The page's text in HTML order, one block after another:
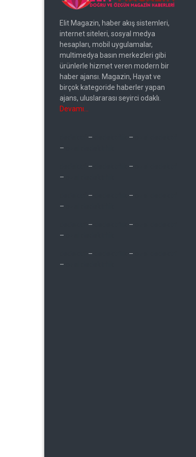
Elit Magazin, haber akış sistemleri,
internet siteleri, sosyal medya
hesapları, mobil uygulamalar,
multimedya basın merkezleri gibi
ürünlerle hizmet veren modern bir
haber ajansı. Magazin, Hayat ve
birçok kategoride haberler yapan
ajans, uluslararası seyirci odaklı.
Devamı…
– –
–
– –
–
– –
–
– –
–
– –
–